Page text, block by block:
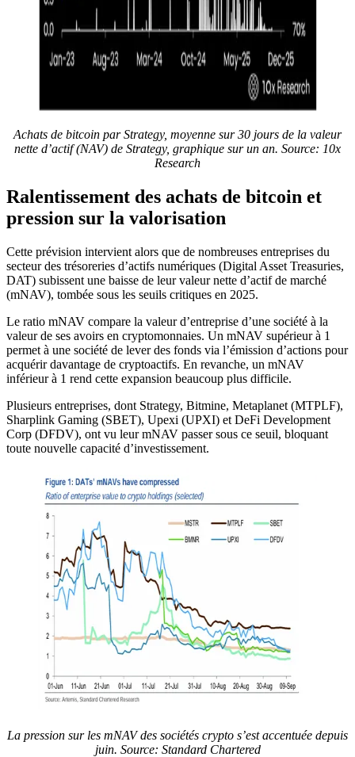
Achats de bitcoin par Strategy, moyenne sur 30 jours de la valeur
nette d’actif (NAV) de Strategy, graphique sur un an. Source: 10x
Research
Ralentissement des achats de bitcoin et
pression sur la valorisation
Cette prévision intervient alors que de nombreuses entreprises du
secteur des trésoreries d’actifs numériques (Digital Asset Treasuries,
DAT) subissent une baisse de leur valeur nette d’actif de marché
(mNAV), tombée sous les seuils critiques en 2025.
Le ratio mNAV compare la valeur d’entreprise d’une société à la
valeur de ses avoirs en cryptomonnaies. Un mNAV supérieur à 1
permet à une société de lever des fonds via l’émission d’actions pour
acquérir davantage de cryptoactifs. En revanche, un mNAV
inférieur à 1 rend cette expansion beaucoup plus difficile.
Plusieurs entreprises, dont Strategy, Bitmine, Metaplanet (MTPLF),
Sharplink Gaming (SBET), Upexi (UPXI) et DeFi Development
Corp (DFDV), ont vu leur mNAV passer sous ce seuil, bloquant
toute nouvelle capacité d’investissement.
La pression sur les mNAV des sociétés crypto s’est accentuée depuis
juin. Source: Standard Chartered